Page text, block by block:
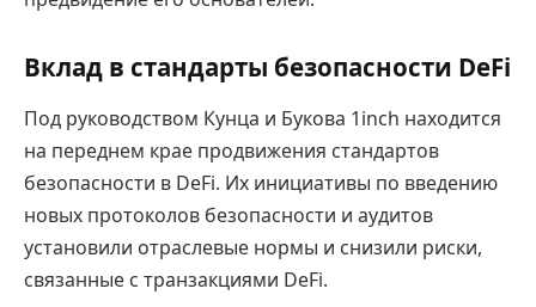
Вклад в стандарты безопасности DeFi
Под руководством Кунца и Букова 1inch находится
на переднем крае продвижения стандартов
безопасности в DeFi. Их инициативы по введению
новых протоколов безопасности и аудитов
установили отраслевые нормы и снизили риски,
связанные с транзакциями DeFi.